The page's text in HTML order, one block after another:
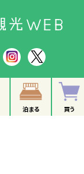
泊まる 買う